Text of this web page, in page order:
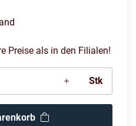
Preise als in den Filialen!
Stk